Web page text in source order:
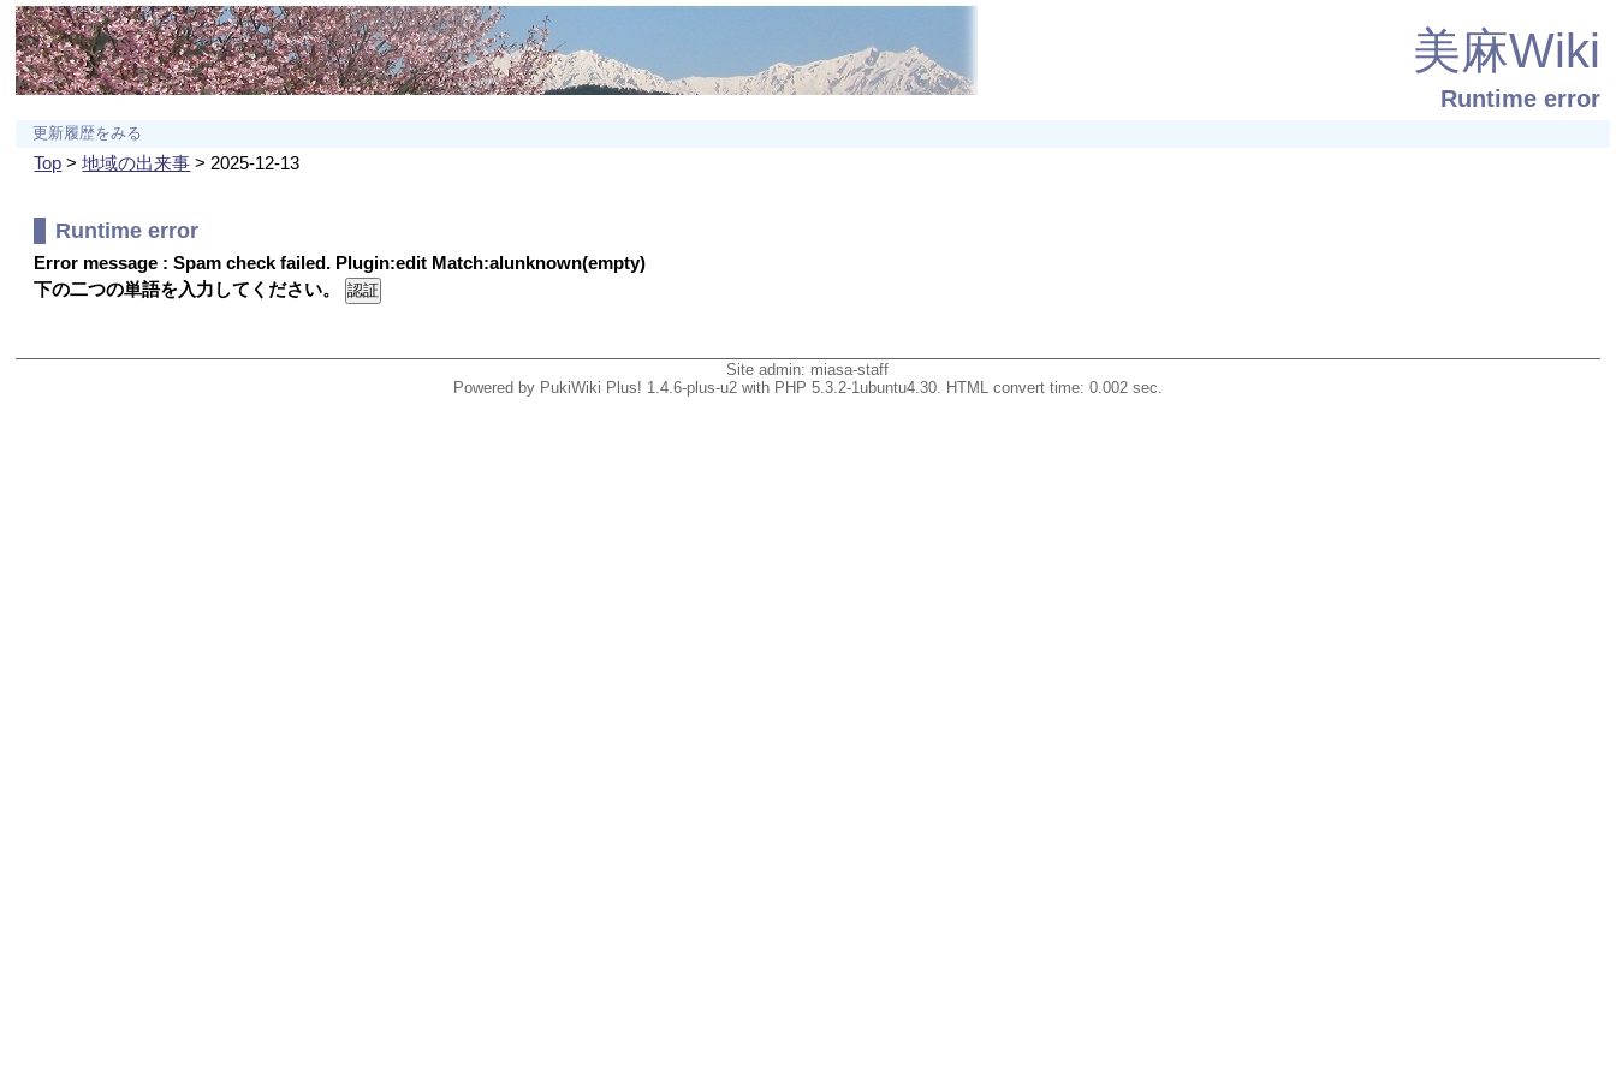
美麻Wiki
Runtime error
更新履歴をみる
Top >地域の出来事 > 2025-12-13
Runtime error
Error message : Spam check failed. Plugin:edit Match:alunknown(empty)
下の二つの単語を入力してください。
Site admin: miasa-staff
Powered by PukiWiki Plus! 1.4.6-plus-u2 with PHP 5.3.2-1ubuntu4.30. HTML convert time: 0.002 sec.